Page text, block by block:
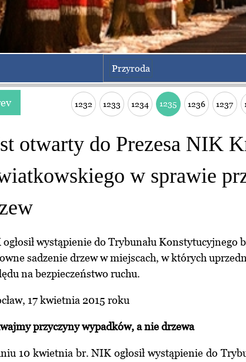
Przyroda
1232 1233 1234 1235 1236 1237
otwarty do Prezesa NIK
w sprawie
wystąpienie do Trybunału Konstytucyjnego
sadzenie drzew w miejscach, w których
na bezpieczeństwo ruchu.
17 kwietnia 2015 roku
przyczyny wypadków, a nie drzewa
10 kwietnia br. NIK ogłosił wystąpienie do